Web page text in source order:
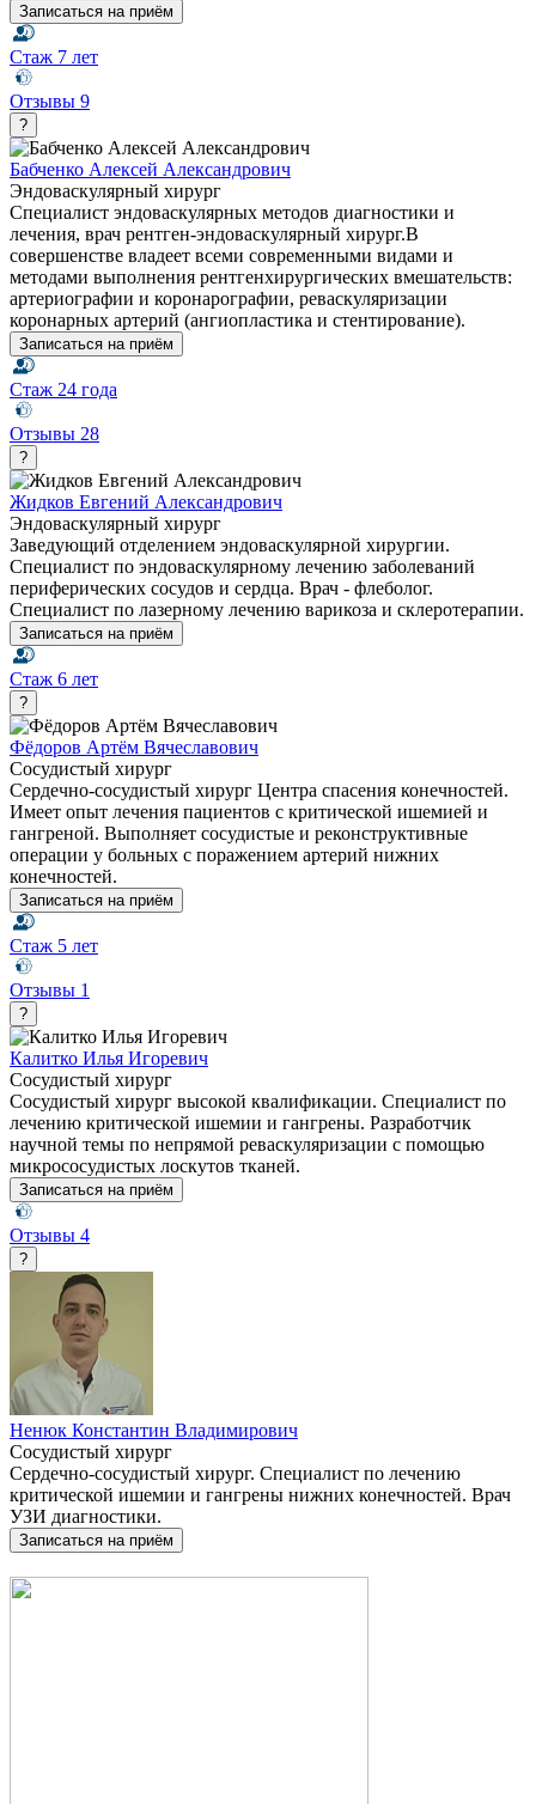
Записаться на приём
Стаж 7 лет
Отзывы 9
?
Бабченко Алексей Александрович
Эндоваскулярный хирург
Специалист эндоваскулярных методов диагностики и
лечения, врач рентген-эндоваскулярный хирург.В
совершенстве владеет всеми современными видами и
методами выполнения рентгенхирургических вмешательств:
артериографии и коронарографии, реваскуляризации
коронарных артерий (ангиопластика и стентирование).
Записаться на приём
Стаж 24 года
Отзывы 28
?
Жидков Евгений Александрович
Эндоваскулярный хирург
Заведующий отделением эндоваскулярной хирургии.
Специалист по эндоваскулярному лечению заболеваний
периферических сосудов и сердца. Врач - флеболог.
Специалист по лазерному лечению варикоза и склеротерапии.
Записаться на приём
Стаж 6 лет
?
Фёдоров Артём Вячеславович
Сосудистый хирург
Сердечно-сосудистый хирург Центра спасения конечностей.
Имеет опыт лечения пациентов с критической ишемией и
гангреной. Выполняет сосудистые и реконструктивные
операции у больных с поражением артерий нижних
конечностей.
Записаться на приём
Стаж 5 лет
Отзывы 1
?
Калитко Илья Игоревич
Сосудистый хирург
Сосудистый хирург высокой квалификации. Специалист по
лечению критической ишемии и гангрены. Разработчик
научной темы по непрямой реваскуляризации с помощью
микрососудистых лоскутов тканей.
Записаться на приём
Отзывы 4
?
Ненюк Константин Владимирович
Сосудистый хирург
Сердечно-сосудистый хирург. Специалист по лечению
критической ишемии и гангрены нижних конечностей. Врач
УЗИ диагностики.
Записаться на приём